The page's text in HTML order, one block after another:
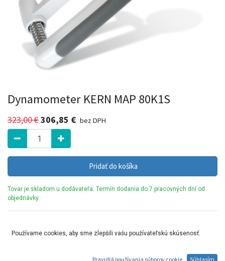
Dynamometer KERN MAP 80K1S
323,00€306,85 € bez DPH
Pridať do košíka
Tovar je skladom u dodávateľa. Termín dodania do 7 pracovných dní od
objednávky.
Používame cookies, aby sme zlepšili vašu používateľskú skúsenosť.
Pravidlá používania súborov cookie Súhlasím